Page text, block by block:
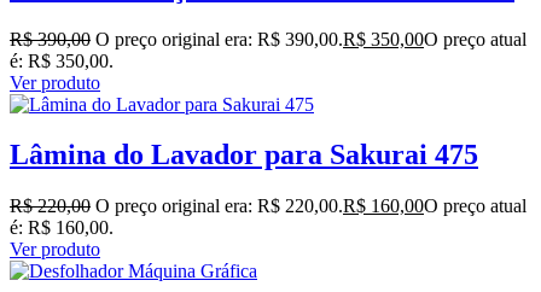
R$390,00 O preço original era: R$ 390,00.R$ 350,00O preço atual
é: R$ 350,00.
Ver produto
Lâmina do Lavador para Sakurai 475
R$220,00 O preço original era: R$ 220,00.R$ 160,00O preço atual
é: R$ 160,00.
Ver produto